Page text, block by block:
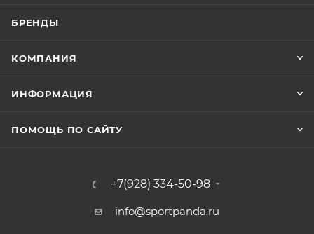
БРЕНДЫ
КОМПАНИЯ
ИНФОРМАЦИЯ
ПОМОЩЬ ПО САЙТУ
+7(928) 334-50-98
info@sportpanda.ru